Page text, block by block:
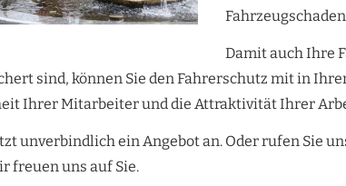
Damit auch Ihre
sind, können Sie den Fahrerschutz mit in
Ihrer Mitarbeiter und die Attraktivität Ihrer
unverbindlich ein Angebot an. Oder rufen Sie
freuen uns auf Sie.